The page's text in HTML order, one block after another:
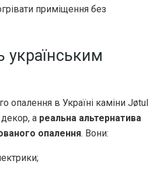
приміщення без
українським
опалення в Україні каміни Jøtul
а реальна альтернатива
опалення. Вони: